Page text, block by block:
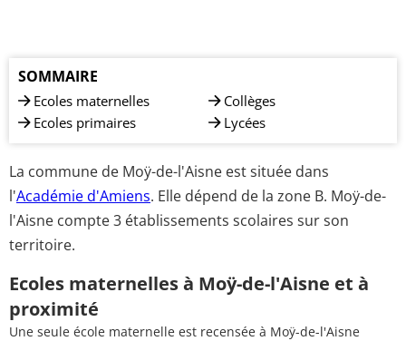
SOMMAIRE
Ecoles maternelles
Ecoles primaires
Collèges
Lycées
La commune de Moÿ-de-l'Aisne est située dans
l'Académie d'Amiens. Elle dépend de la zone B. Moÿ-de-
l'Aisne compte 3 établissements scolaires sur son
territoire.
Ecoles maternelles à Moÿ-de-l'Aisne et à
proximité
Une seule école maternelle est recensée à Moÿ-de-l'Aisne